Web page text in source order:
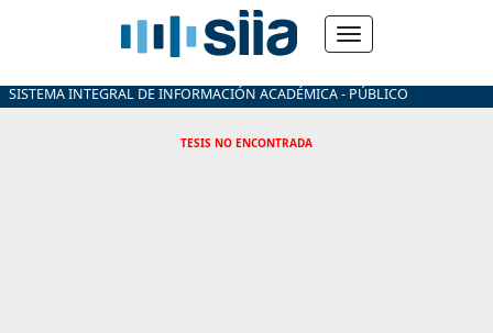
SISTEMA INTEGRAL DE INFORMACIÓN ACADÉMICA - PÚBLICO
TESIS NO ENCONTRADA